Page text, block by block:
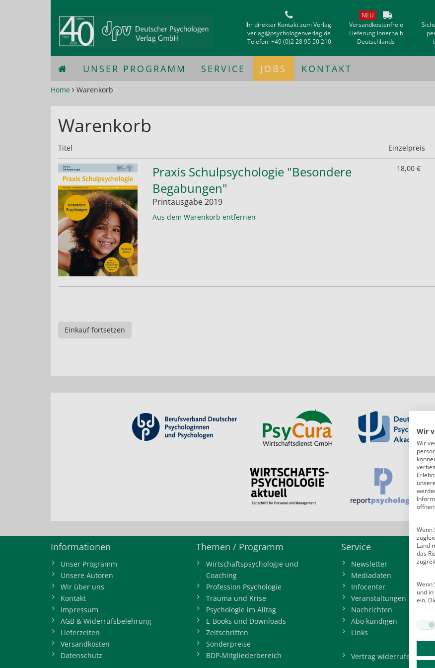
Ihr direkter Kontakt zum Verlag:
verlag@psychologenverlag.de
Telefon:+49 (0)2 28 95 50 210
NEU
Versandkostenfreie
Lieferung innerhalb
Deutschlands
UNSER PROGRAMM SERVICE JOBS KONTAKT
Home Warenkorb
Warenkorb
Titel Einzelpreis
Praxis Schulpsychologie "Besondere
Begabungen"
Printausgabe 2019
Aus dem Warenkorb entfernen
18,00 €
Einkauf fortsetzen
Informationen
Unser Programm
Unsere Autoren
Wir über uns
Kontakt
Impressum
AGB & Widerrufsbelehrung
Lieferzeiten
Versandkosten
Datenschutz
Themen / Programm
Wirtschaftspsychologie und
Coaching
Profession Psychologie
Trauma und Krise
Psychologie im Alltag
E-Books und Downloads
Zeitschriften
Sonderpreise
BDP-Mitgliederbereich
Service
Newsletter
Mediadaten
Infocenter
Veranstaltungen
Nachrichten
Abo kündigen
Links
Vertrag widerrufen
Wir
Wir
Wenn
Land
das
Wenn
und
ein.